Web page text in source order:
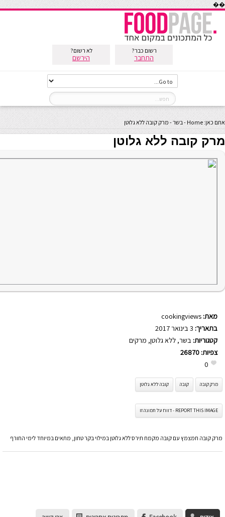
��
רשום כבר?
התחבר
לא רשום?
הירשם
אתם כאן: Home
-בשר- מרק קובה ללא גלוטן
מרק קובה ללא גלוטן
מאת: cookingviews
בתאריך:
קטגוריות: בשר, ללא גלוטן, מרקים
צפיות: 26870
0
מרק קובה קובה קובה ללא גלוטן
REPORT THIS IMAGE - דווח על תמונה זו
מרק קובה חמצמץ עם קובה מקמח תירס ללא גלוטן במילוי בקר טחון, מתאים במיוחד לימי החורף